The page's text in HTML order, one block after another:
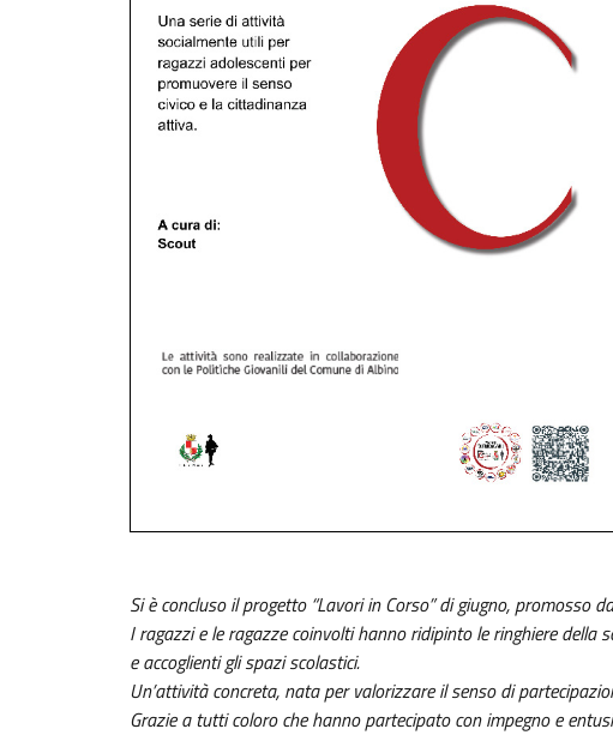
Si è concluso il progetto “Lavori in Corso” di giugno, promosso
I ragazzi e le ragazze coinvolti hanno ridipinto le ringhiere della
e accoglienti gli spazi scolastici.
Un’attività concreta, nata per valorizzare il senso di
Grazie a tutti coloro che hanno partecipato con impegno e